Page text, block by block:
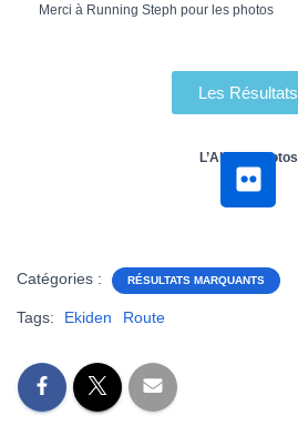
Merci à Running Steph pour les photos
Les Résultats
L’Album Photos
Catégories : RÉSULTATS MARQUANTS
Tags: Ekiden Route